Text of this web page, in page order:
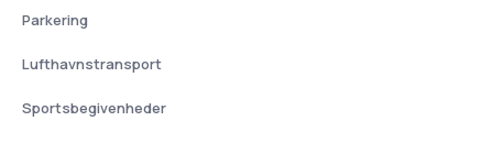
Parkering
Lufthavnstransport
Sportsbegivenheder